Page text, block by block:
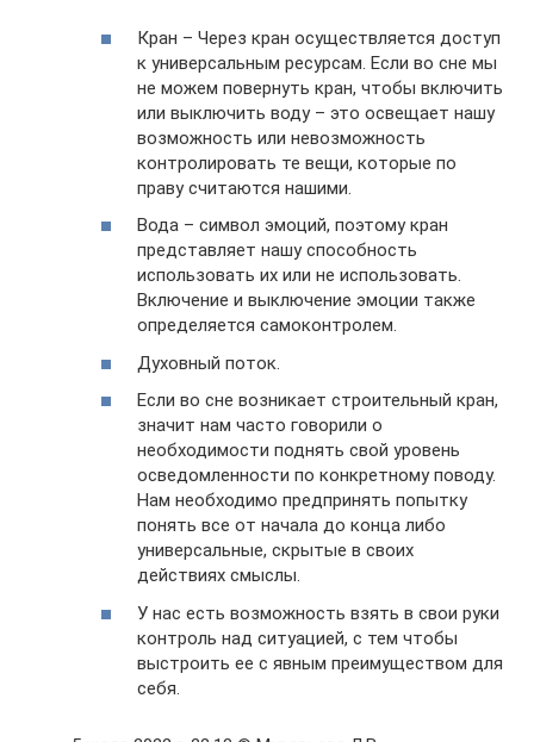
Кран – Через кран осуществляется доступ
к универсальным ресурсам. Если во сне мы
не можем повернуть кран, чтобы включить
или выключить воду – это освещает нашу
возможность или невозможность
контролировать те вещи, которые по
праву считаются нашими.
Вода – символ эмоций, поэтому кран
представляет нашу способность
использовать их или не использовать.
Включение и выключение эмоции также
определяется самоконтролем.
Духовный поток.
Если во сне возникает строительный кран,
значит нам часто говорили о
необходимости поднять свой уровень
осведомленности по конкретному поводу.
Нам необходимо предпринять попытку
понять все от начала до конца либо
универсальные, скрытые в своих
действиях смыслы.
У нас есть возможность взять в свои руки
контроль над ситуацией, с тем чтобы
выстроить ее с явным преимуществом для
себя.